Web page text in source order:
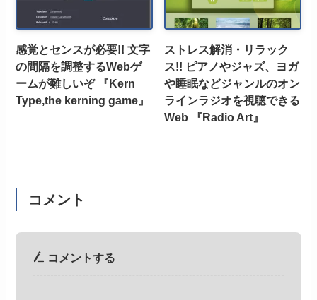
感覚とセンスが必要!! 文字
の間隔を調整するWebゲ
ームが難しいぞ 『Kern
Type,the kerning game』
ストレス解消・リラック
ス!! ピアノやジャズ、ヨガ
や睡眠などジャンルのオン
ラインラジオを視聴できる
Web 『Radio Art』
コメント
コメントする